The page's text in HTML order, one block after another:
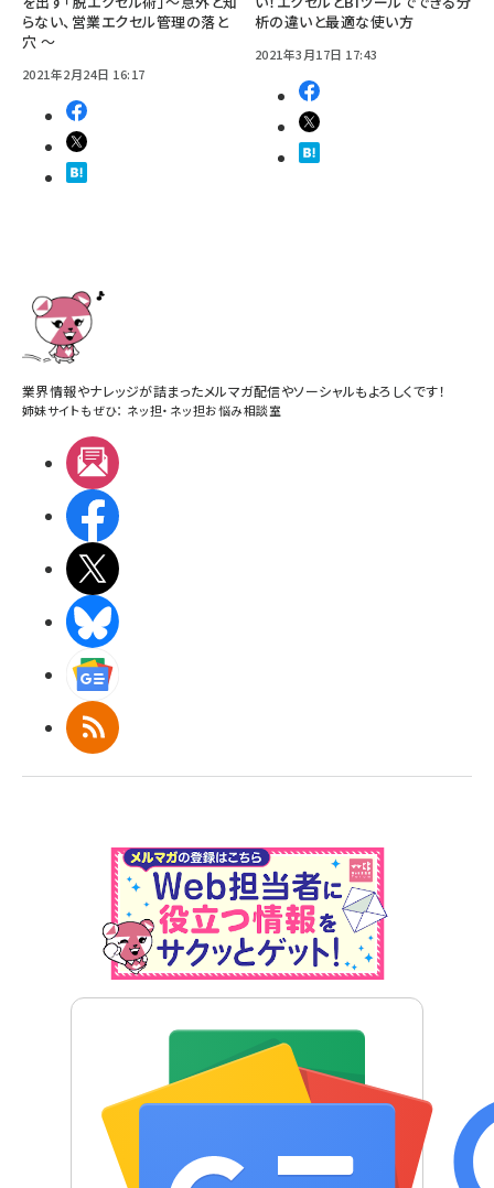
らない、営業エクセル管理の落と
穴 〜
2021年2月24日 16:17
析の違いと最適な使い方
2021年3月17日 17:43
業界情報やナレッジが詰まったメルマガ配信やソーシャルもよろしくです！
姉妹サイトもぜひ： ネッ担・ ネッ担お悩み相談室
RSS